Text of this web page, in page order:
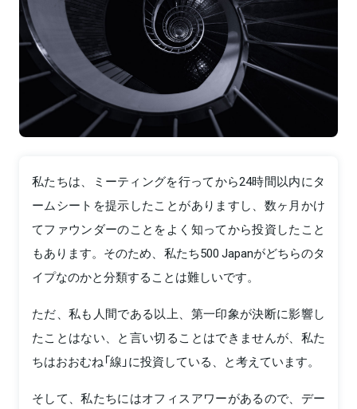
私たちは、ミーティングを行ってから24時間以内にタ
ームシートを提示したことがありますし、数ヶ月かけ
てファウンダーのことをよく知ってから投資したこと
もあります。そのため、私たち500 Japanがどちらのタ
イプなのかと分類することは難しいです。
ただ、私も人間である以上、第一印象が決断に影響し
たことはない、と言い切ることはできませんが、私た
ちはおおむね「線」に投資している、と考えています。
そして、私たちにはオフィスアワーがあるので、デー